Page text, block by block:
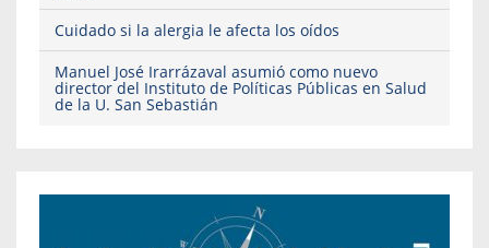
Cuidado si la alergia le afecta los oídos
Manuel José Irarrázaval asumió como nuevo
director del Instituto de Políticas Públicas en Salud
de la U. San Sebastián